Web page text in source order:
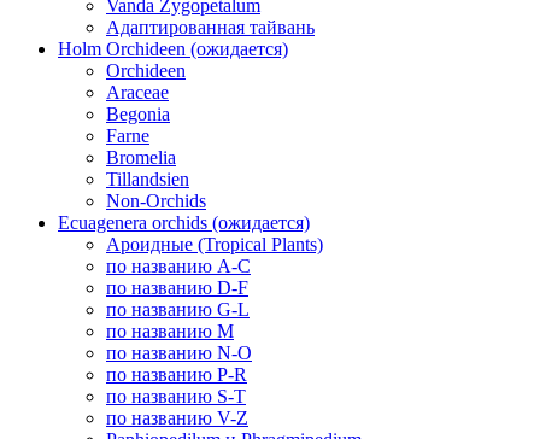
Vanda Zygopetalum
Адаптированная тайвань
Holm Orchideen (ожидается)
Orchideen
Araceae
Begonia
Farne
Bromelia
Tillandsien
Non-Orchids
Ecuagenera orchids (ожидается)
Ароидные (Tropical Plants)
по названию A-C
по названию D-F
по названию G-L
по названию M
по названию N-O
по названию P-R
по названию S-T
по названию V-Z